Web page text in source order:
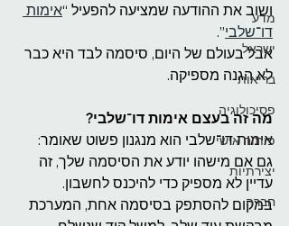
מדע
ישראל
בריאות
פסיכולוגיה
פיתוח אישי
יצירתיות
חברה
ושוב את ההודעה שמציעה להפעיל “אימות
דו־שלבי”.
אבל בעולם של היום, סיסמה לבד היא כבר
לא הגנה מספיקה.
מה זה בעצם אימות דו־שלבי?
אימות דו־שלבי הוא מנגנון פשוט שאומר:
גם אם מישהו יודע את הסיסמה שלך, זה
עדיין לא מספיק כדי להיכנס לחשבון.
במקום להסתפק בסיסמה אחת, המערכת